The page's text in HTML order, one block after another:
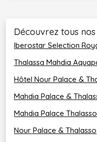
Découvrez tous
Iberostar Selection
Thalassa Mahdia
Hôtel Nour Palace &
Mahdia Palace &
Mahdia Palace Thalasso
Nour Palace & Thalasso